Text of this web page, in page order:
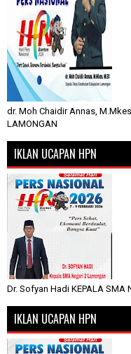
dr. Moh Chaidir Annas,
LAMONGAN
IKLAN UCAPAN HPN
Dr. Sofyan Hadi KEPALA SMA
IKLAN UCAPAN HPN